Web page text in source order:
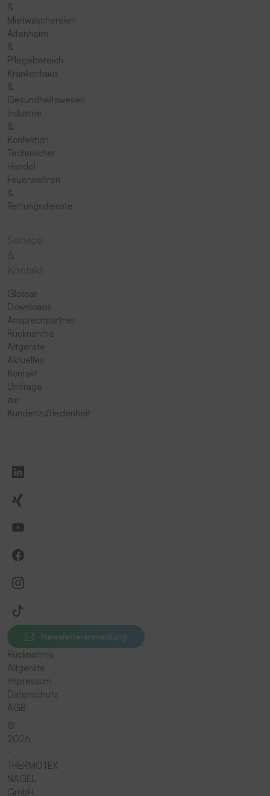
&
Mietwäschereien
Altenheim
&
Pflegebereich
Krankenhaus
&
Gesundheitswesen
Industrie
&
Konfektion
Technischer
Handel
Feuerwehren
&
Rettungsdienste
Glossar
Downloads
Ansprechpartner
Rücknahme
Altgeräte
Aktuelles
Kontakt
Umfrage
zur
Kundenzufriedenheit
Newsletteranmeldung
Rücknahme
Altgeräte
Impressum
Datenschutz
AGB
©
2026
-
THERMOTEX
NAGEL
GmbH.